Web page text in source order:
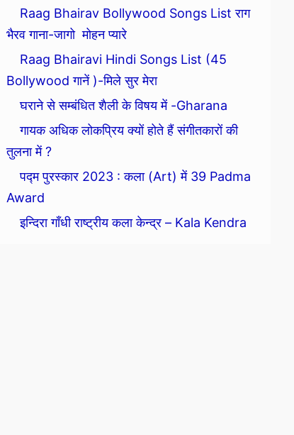
Raag Bhairav Bollywood Songs List राग
भैरव गाना-जागो मोहन प्यारे
Raag Bhairavi Hindi Songs List (45
Bollywood गानें )-मिले सुर मेरा
घराने से सम्बंधित शैली के विषय में -Gharana
गायक अधिक लोकप्रिय क्यों होते हैं संगीतकारों की
तुलना में ?
पद्म पुरस्कार 2023 : कला (Art) में 39 Padma
Award
इन्दिरा गाँधी राष्ट्रीय कला केन्द्र – Kala Kendra